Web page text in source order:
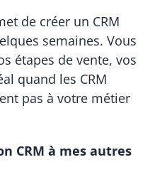
de créer un CRM
semaines. Vous
étapes de vente, vos
quand les CRM
pas à votre métier
CRM à mes autres